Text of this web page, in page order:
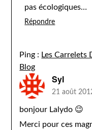
pas écologiques…
Répondre
Ping : Les Carrelets
Blog
Syl
21 août
bonjour Lalydo 😉
Merci pour ces